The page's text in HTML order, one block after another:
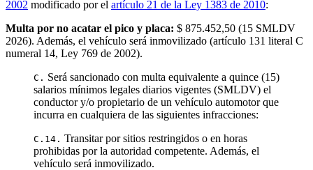
2002 modificado por el artículo 21 de la Ley 1383 de 2010:
Multa por no acatar el pico y placa: $ 875.452,50 (15 SMLDV
2026). Además, el vehículo será inmovilizado (artículo 131 literal C
numeral 14, Ley 769 de 2002).
C. Será sancionado con multa equivalente a quince (15)
salarios mínimos legales diarios vigentes (SMLDV) el
conductor y/o propietario de un vehículo automotor que
incurra en cualquiera de las siguientes infracciones:
C.14. Transitar por sitios restringidos o en horas
prohibidas por la autoridad competente. Además, el
vehículo será inmovilizado.